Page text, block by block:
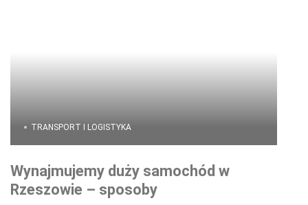
TRANSPORT I LOGISTYKA
Wynajmujemy duży samochód w
Rzeszowie – sposoby